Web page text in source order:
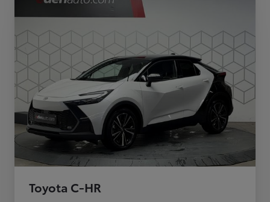
Toyota C-HR